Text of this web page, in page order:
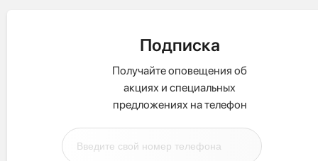
Подписка
Получайте оповещения об
акциях и специальных
предложениях на телефон